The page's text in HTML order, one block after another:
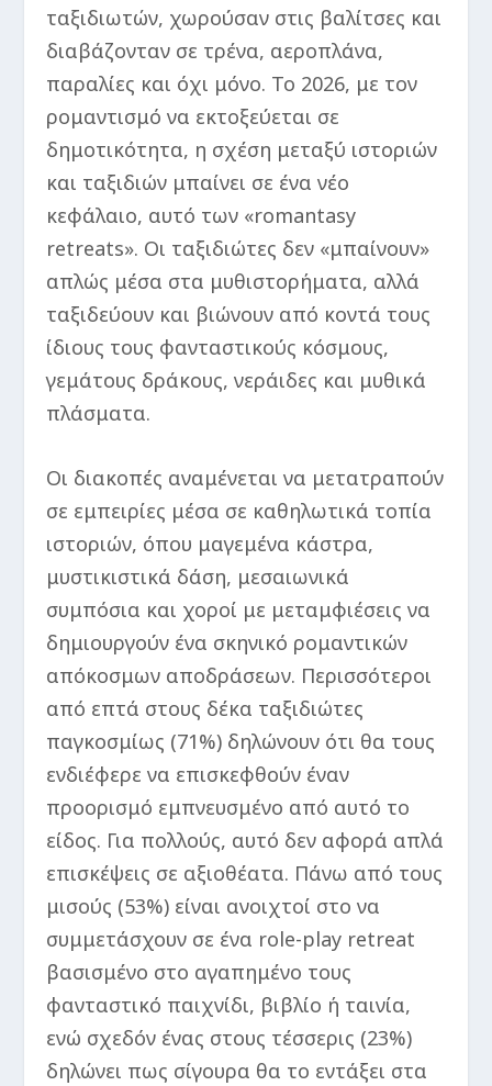
ταξιδιωτών, χωρούσαν στις βαλίτσες και
διαβάζονταν σε τρένα, αεροπλάνα,
παραλίες και όχι μόνο. Το 2026, με τον
ρομαντισμό να εκτοξεύεται σε
δημοτικότητα, η σχέση μεταξύ ιστοριών
και ταξιδιών μπαίνει σε ένα νέο
κεφάλαιο, αυτό των «romantasy
retreats». Οι ταξιδιώτες δεν «μπαίνουν»
απλώς μέσα στα μυθιστορήματα, αλλά
ταξιδεύουν και βιώνουν από κοντά τους
ίδιους τους φανταστικούς κόσμους,
γεμάτους δράκους, νεράιδες και μυθικά
πλάσματα.
Οι διακοπές αναμένεται να μετατραπούν
σε εμπειρίες μέσα σε καθηλωτικά τοπία
ιστοριών, όπου μαγεμένα κάστρα,
μυστικιστικά δάση, μεσαιωνικά
συμπόσια και χοροί με μεταμφιέσεις να
δημιουργούν ένα σκηνικό ρομαντικών
απόκοσμων αποδράσεων. Περισσότεροι
από επτά στους δέκα ταξιδιώτες
παγκοσμίως (71%) δηλώνουν ότι θα τους
ενδιέφερε να επισκεφθούν έναν
προορισμό εμπνευσμένο από αυτό το
είδος. Για πολλούς, αυτό δεν αφορά απλά
επισκέψεις σε αξιοθέατα. Πάνω από τους
μισούς (53%) είναι ανοιχτοί στο να
συμμετάσχουν σε ένα role-play retreat
βασισμένο στο αγαπημένο τους
φανταστικό παιχνίδι, βιβλίο ή ταινία,
ενώ σχεδόν ένας στους τέσσερις (23%)
δηλώνει πως σίγουρα θα το εντάξει στα